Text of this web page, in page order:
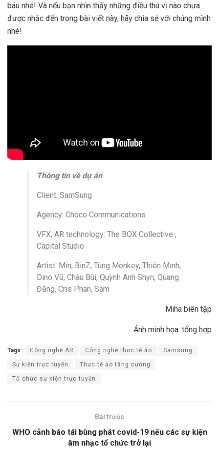
báu nhé! Và nếu bạn nhìn thấy những điều thú vị nào chưa
được nhắc đến trong bài viết này, hãy chia sẻ với chúng mình
nhé!
Thông tin về dự án
Client: SamSung
Agency: Choco Communications
VFX, AR technology: The BOX Collective ,
Capital Studio
Artist: Min, BinZ, Tùng Monkey, Thiên Minh,
Dino Vũ, Châu Bùi, Quỳnh Anh Shyn, Quang
Đăng, Cris Phan, Sam
Miha biên tập
Ảnh minh họa: tổng hợp
Tags: Công nghệ AR Công nghệ thực tế ảo Samsung
Sự kiện trực tuyến Thực tế ảo tăng cường
Tổ chức sự kiện trực tuyến
Bài trước
WHO cảnh báo tái bùng phát covid-19 nếu các sự kiện
âm nhạc tổ chức trở lại